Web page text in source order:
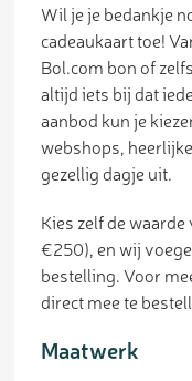
Wil je je bedankje
cadeaukaart toe!
Bol.com bon of
altijd iets bij dat
aanbod kun je
webshops,
gezellig dagje uit.
Kies zelf de
€250), en wij
bestelling. Voor
direct mee te
Maatwerk